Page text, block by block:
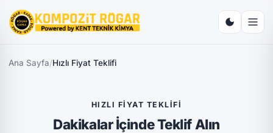
Ana Sayfa/Hızlı Fiyat Teklifi
HIZLI FIYAT TEKLIFI
Dakikalar İçinde Teklif Alın